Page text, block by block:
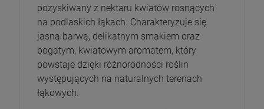
pozyskiwany z nektaru kwiatów rosnących
na podlaskich łąkach. Charakteryzuje się
jasną barwą, delikatnym smakiem oraz
bogatym, kwiatowym aromatem, który
powstaje dzięki różnorodności roślin
występujących na naturalnych terenach
łąkowych.